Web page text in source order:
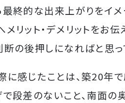
最終的な出来上がりをイメ
リット・デメリットをお伝
の後押しになればと思っ
に感じたことは、築20年
で段差のないこと、南面